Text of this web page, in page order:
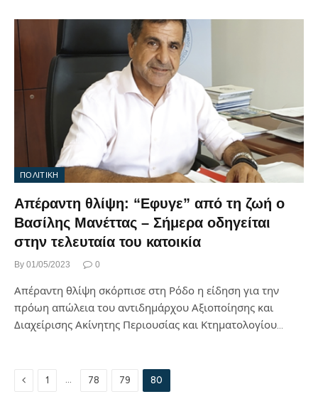
ΠΟΛΙΤΙΚΗ
Απέραντη θλίψη: “Εφυγε” από τη ζωή ο
Βασίλης Μανέττας – Σήμερα οδηγείται
στην τελευταία του κατοικία
By 01/05/2023 0
Απέραντη θλίψη σκόρπισε στη Ρόδο η είδηση για την
πρόωη απώλεια του αντιδημάρχου Αξιοποίησης και
Διαχείρισης Ακίνητης Περιουσίας και Κτηματολογίου…
Previous
1 78 79 80